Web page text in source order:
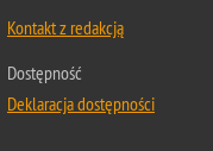
Kontakt z redakcją
Dostępność
Deklaracja dostępności